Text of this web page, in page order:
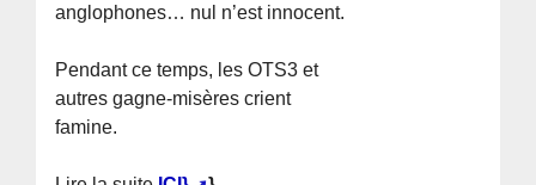
anglophones… nul n’est innocent.
Pendant ce temps, les OTS3 et
autres gagne-misères crient
famine.